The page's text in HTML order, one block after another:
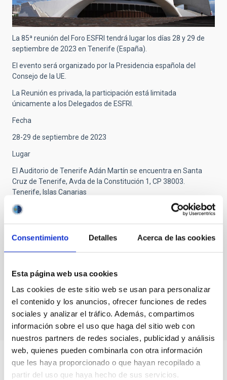
Consentimiento Detalles Acerca de las cookies
Esta página web usa cookies
Las cookies de este sitio web se usan para personalizar
el contenido y los anuncios, ofrecer funciones de redes
sociales y analizar el tráfico. Además, compartimos
información sobre el uso que haga del sitio web con
nuestros partners de redes sociales, publicidad y análisis
web, quienes pueden combinarla con otra información
que les haya proporcionado o que hayan recopilado a
partir del uso que haya hecho de sus servicios.
La 85ª reunión del Foro ESFRI tendrá lugar los días 28 y 29 de
septiembre de 2023 en Tenerife (España).
El evento será organizado por la Presidencia española del
Consejo de la UE.
La Reunión es privada, la participación está limitada
únicamente a los Delegados de ESFRI.
Fecha
28-29 de septiembre de 2023
Lugar
El Auditorio de Tenerife Adán Martín se encuentra en Santa
Cruz de Tenerife, Avda de la Constitución 1, CP 38003.
Tenerife, Islas Canarias
MÁS INFORMACIÓN